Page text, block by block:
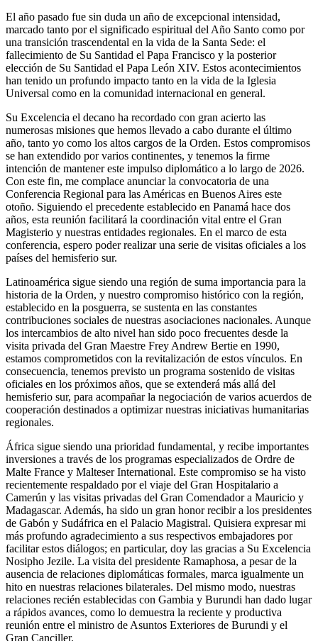
El año pasado fue sin duda un año de excepcional intensidad,
marcado tanto por el significado espiritual del Año Santo como por
una transición trascendental en la vida de la Santa Sede: el
fallecimiento de Su Santidad el Papa Francisco y la posterior
elección de Su Santidad el Papa León XIV. Estos acontecimientos
han tenido un profundo impacto tanto en la vida de la Iglesia
Universal como en la comunidad internacional en general.
Su Excelencia el decano ha recordado con gran acierto las
numerosas misiones que hemos llevado a cabo durante el último
año, tanto yo como los altos cargos de la Orden. Estos compromisos
se han extendido por varios continentes, y tenemos la firme
intención de mantener este impulso diplomático a lo largo de 2026.
Con este fin, me complace anunciar la convocatoria de una
Conferencia Regional para las Américas en Buenos Aires este
otoño. Siguiendo el precedente establecido en Panamá hace dos
años, esta reunión facilitará la coordinación vital entre el Gran
Magisterio y nuestras entidades regionales. En el marco de esta
conferencia, espero poder realizar una serie de visitas oficiales a los
países del hemisferio sur.
Latinoamérica sigue siendo una región de suma importancia para la
historia de la Orden, y nuestro compromiso histórico con la región,
establecido en la posguerra, se sustenta en las constantes
contribuciones sociales de nuestras asociaciones nacionales. Aunque
los intercambios de alto nivel han sido poco frecuentes desde la
visita privada del Gran Maestre Frey Andrew Bertie en 1990,
estamos comprometidos con la revitalización de estos vínculos. En
consecuencia, tenemos previsto un programa sostenido de visitas
oficiales en los próximos años, que se extenderá más allá del
hemisferio sur, para acompañar la negociación de varios acuerdos de
cooperación destinados a optimizar nuestras iniciativas humanitarias
regionales.
África sigue siendo una prioridad fundamental, y recibe importantes
inversiones a través de los programas especializados de Ordre de
Malte France y Malteser International. Este compromiso se ha visto
recientemente respaldado por el viaje del Gran Hospitalario a
Camerún y las visitas privadas del Gran Comendador a Mauricio y
Madagascar. Además, ha sido un gran honor recibir a los presidentes
de Gabón y Sudáfrica en el Palacio Magistral. Quisiera expresar mi
más profundo agradecimiento a sus respectivos embajadores por
facilitar estos diálogos; en particular, doy las gracias a Su Excelencia
Nosipho Jezile. La visita del presidente Ramaphosa, a pesar de la
ausencia de relaciones diplomáticas formales, marca igualmente un
hito en nuestras relaciones bilaterales. Del mismo modo, nuestras
relaciones recién establecidas con Gambia y Burundi han dado lugar
a rápidos avances, como lo demuestra la reciente y productiva
reunión entre el ministro de Asuntos Exteriores de Burundi y el
Gran Canciller.